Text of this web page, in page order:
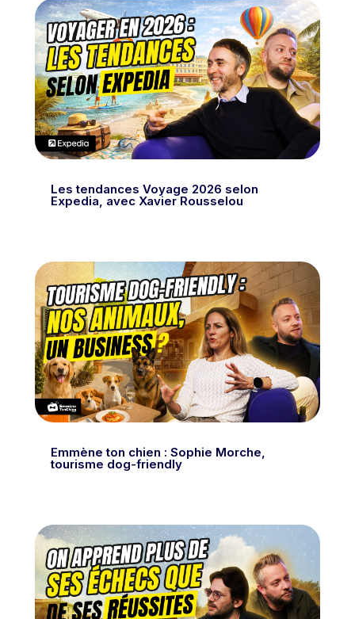
Les tendances Voyage 2026 selon
Expedia, avec Xavier Rousselou
Emmène ton chien : Sophie Morche,
tourisme dog-friendly